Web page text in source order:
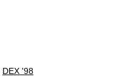
DEX '98